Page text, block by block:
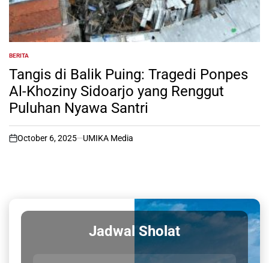
POSTED
IN
BERITA
Tangis di Balik Puing: Tragedi Ponpes
Al-Khoziny Sidoarjo yang Renggut
Puluhan Nyawa Santri
on
October 6, 2025 UMIKA Media
Jadwal Sholat